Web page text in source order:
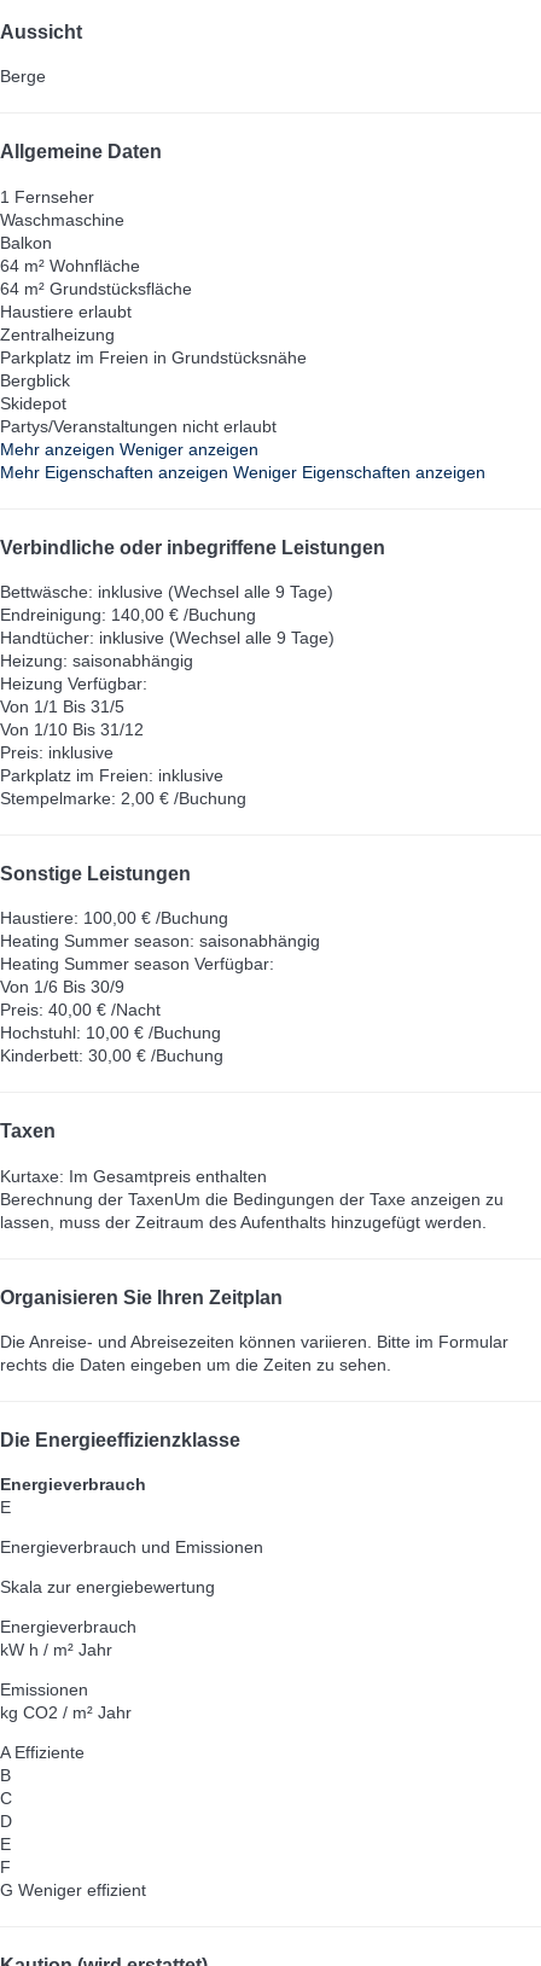
Aussicht
Berge
Allgemeine Daten
1 Fernseher
Waschmaschine
Balkon
64 m² Wohnfläche
64 m² Grundstücksfläche
Haustiere erlaubt
Zentralheizung
Parkplatz im Freien in Grundstücksnähe
Bergblick
Skidepot
Partys/Veranstaltungen nicht erlaubt
Mehr anzeigen Weniger anzeigen
Mehr Eigenschaften anzeigen Weniger Eigenschaften anzeigen
Verbindliche oder inbegriffene Leistungen
Bettwäsche: inklusive (Wechsel alle 9 Tage)
Endreinigung: 140,00 € /Buchung
Handtücher: inklusive (Wechsel alle 9 Tage)
Heizung: saisonabhängig
Heizung Verfügbar:
Von 1/1 Bis 31/5
Von 1/10 Bis 31/12
Preis: inklusive
Parkplatz im Freien: inklusive
Stempelmarke: 2,00 € /Buchung
Sonstige Leistungen
Haustiere: 100,00 € /Buchung
Heating Summer season: saisonabhängig
Heating Summer season Verfügbar:
Von 1/6 Bis 30/9
Preis: 40,00 € /Nacht
Hochstuhl: 10,00 € /Buchung
Kinderbett: 30,00 € /Buchung
Taxen
Kurtaxe: Im Gesamtpreis enthalten
Berechnung der TaxenUm die Bedingungen der Taxe anzeigen zu
lassen, muss der Zeitraum des Aufenthalts hinzugefügt werden.
Organisieren Sie Ihren Zeitplan
Die Anreise- und Abreisezeiten können variieren. Bitte im Formular
rechts die Daten eingeben um die Zeiten zu sehen.
Die Energieeffizienzklasse
Energieverbrauch
E
Energieverbrauch und Emissionen
Skala zur energiebewertung
Energieverbrauch
kW h / m² Jahr
Emissionen
kg CO2 / m² Jahr
AEffiziente
B
C
D
E
F
G Weniger effizient